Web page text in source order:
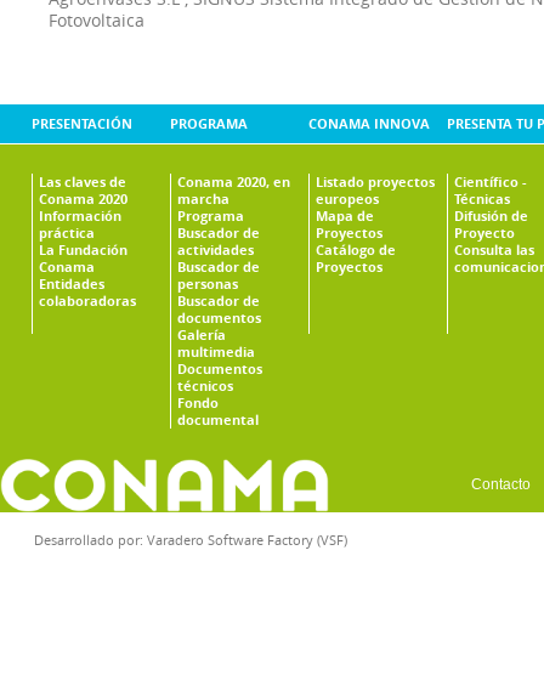
Fotovoltaica
PRESENTACIÓN
Las claves de
Conama 2020
Información
práctica
La Fundación
Conama
Entidades
colaboradoras
PROGRAMA
Conama 2020, en
marcha
Programa
Buscador de
actividades
Buscador de
personas
Buscador de
documentos
Galería
multimedia
Documentos
técnicos
Fondo
documental
CONAMA INNOVA
Listado proyectos
europeos
Mapa de
Proyectos
Catálogo de
Proyectos
PRESENTA TU
Científico -
Técnicas
Difusión de
Proyecto
Consulta las
Contacto
Desarrollado por: Varadero Software Factory (VSF)